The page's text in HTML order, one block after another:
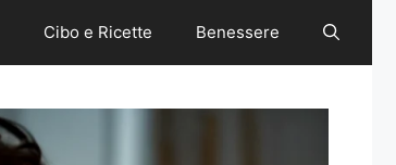
Cibo e Ricette Benessere